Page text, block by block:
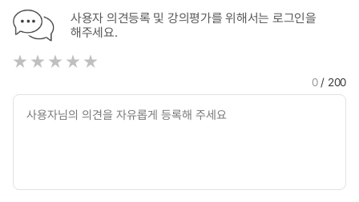
사용자 의견등록 및 강의평가를 위해서는 로그인을
해주세요.
0/ 200